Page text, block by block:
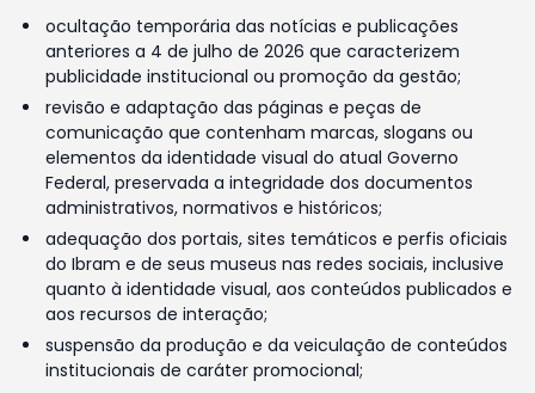
ocultação temporária das notícias e publicações
anteriores a 4 de julho de 2026 que caracterizem
publicidade institucional ou promoção da gestão;
revisão e adaptação das páginas e peças de
comunicação que contenham marcas, slogans ou
elementos da identidade visual do atual Governo
Federal, preservada a integridade dos documentos
administrativos, normativos e históricos;
adequação dos portais, sites temáticos e perfis oficiais
do Ibram e de seus museus nas redes sociais, inclusive
quanto à identidade visual, aos conteúdos publicados e
aos recursos de interação;
suspensão da produção e da veiculação de conteúdos
institucionais de caráter promocional;